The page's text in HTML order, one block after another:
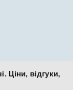
Ціни, відгуки,